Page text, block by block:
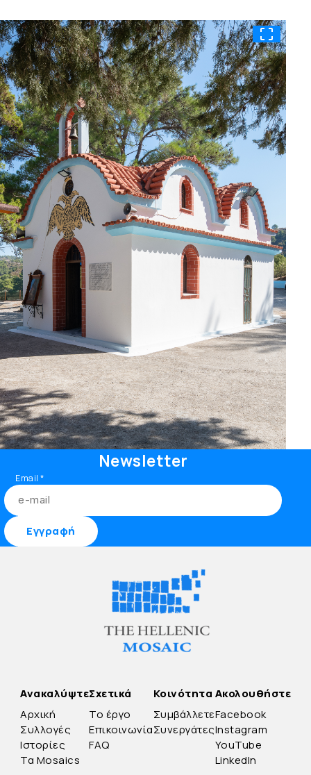
Newsletter
Email*
Ανακαλύψτε
Αρχική
Συλλογές
Ιστορίες
Τα Mosaics
Σχετικά
Το έργο
Επικοινωνία
FAQ
Κοινότητα
Συμβάλλετε
Συνεργάτες
Ακολουθήστε
Facebook
Instagram
YouTube
LinkedIn